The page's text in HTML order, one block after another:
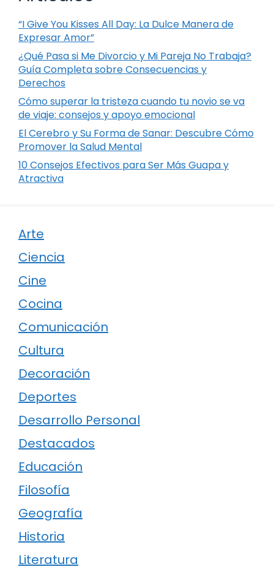
“I Give You Kisses All Day: La Dulce Manera de
Expresar Amor”
¿Qué Pasa si Me Divorcio y Mi Pareja No Trabaja?
Guía Completa sobre Consecuencias y
Derechos
Cómo superar la tristeza cuando tu novio se va
de viaje: consejos y apoyo emocional
El Cerebro y Su Forma de Sanar: Descubre Cómo
Promover la Salud Mental
10 Consejos Efectivos para Ser Más Guapa y
Atractiva
Arte
Ciencia
Cine
Cocina
Comunicación
Cultura
Decoración
Deportes
Desarrollo Personal
Destacados
Educación
Filosofía
Geografía
Historia
Literatura